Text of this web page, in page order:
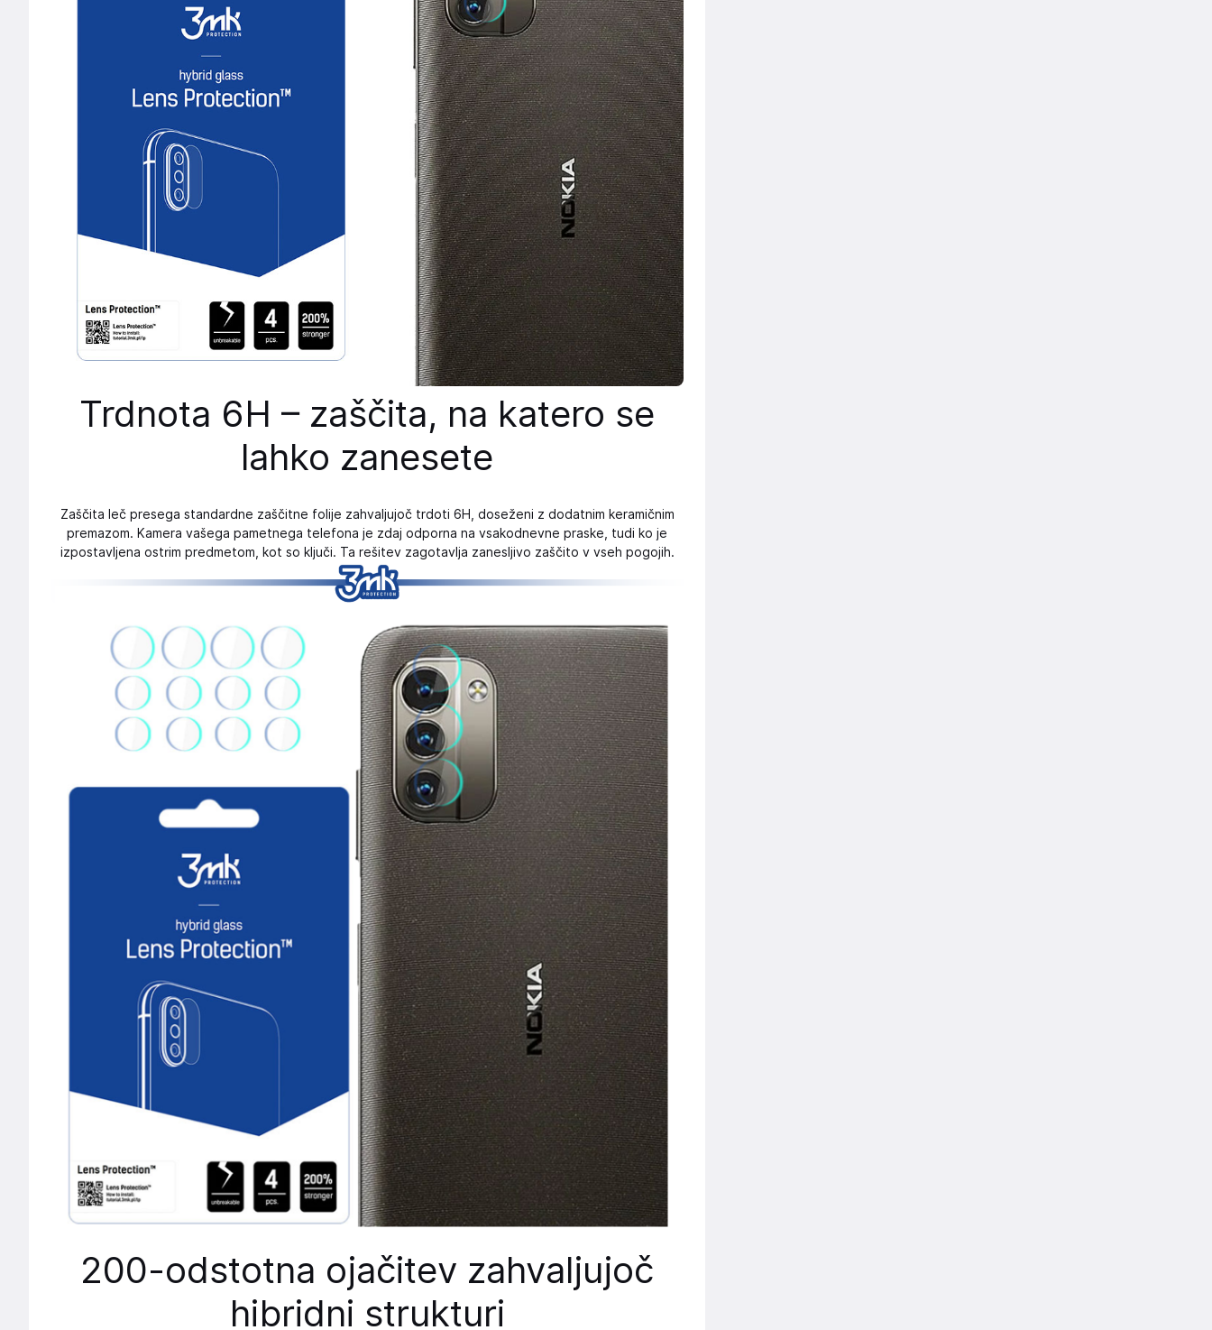
Trdnota 6H – zaščita, na katero se
lahko zanesete
Zaščita leč presega standardne zaščitne folije zahvaljujoč trdoti 6H, doseženi z dodatnim keramičnim
premazom. Kamera vašega pametnega telefona je zdaj odporna na vsakodnevne praske, tudi ko je
izpostavljena ostrim predmetom, kot so ključi. Ta rešitev zagotavlja zanesljivo zaščito v vseh pogojih.
200-odstotna ojačitev zahvaljujoč
hibridni strukturi